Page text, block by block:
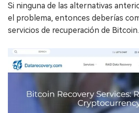
Si ninguna de las alternativas
el problema, entonces deberías
servicios de recuperación de Bitcoin.